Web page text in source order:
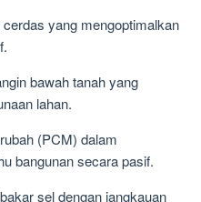
yang mengoptimalkan
bawah tanah yang
lahan.
(PCM) dalam
bangunan secara pasif.
sel dengan jangkauan